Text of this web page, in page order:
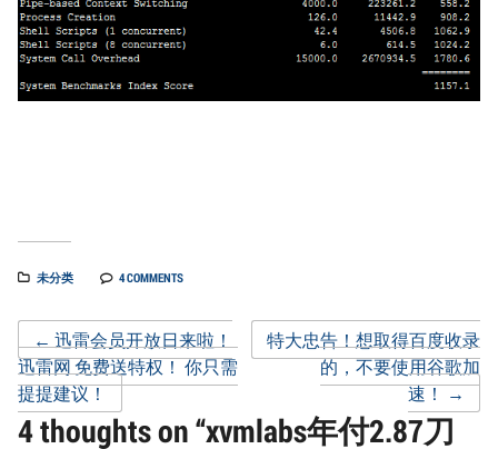
未分类 4 COMMENTS
Post
navigation
← 迅雷会员开放日来啦！
迅雷网 免费送特权！ 你只需
提提建议！
特大忠告！想取得百度收录
的，不要使用谷歌加
速！→
4 thoughts on “xvmlabs年付2.87刀